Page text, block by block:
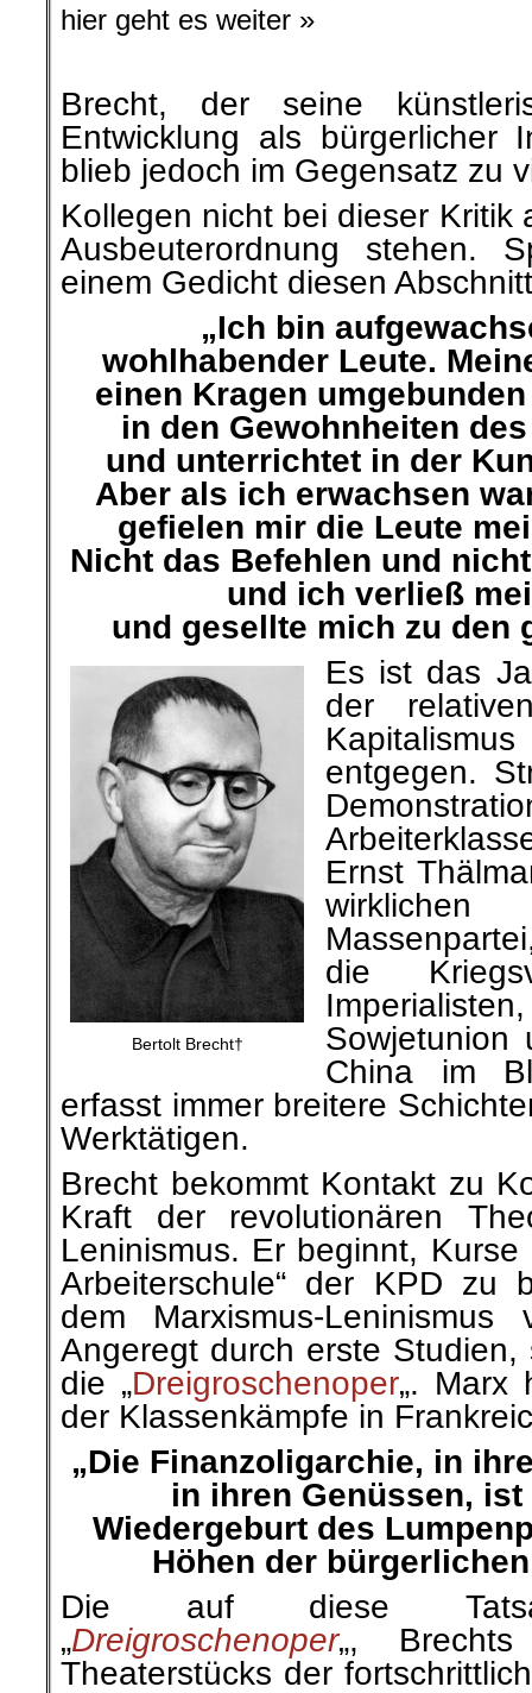
hier geht es weiter »
Brecht, der seine
Entwicklung als bürgerlicher
blieb jedoch im Gegensatz zu
Kollegen nicht bei dieser Kritik
Ausbeuterordnung stehen.
einem Gedicht diesen
„Ich bin
wohlhabender Leute.
einen Kragen
in den Gewohnheiten
und unterrichtet in der
Aber als ich erwachsen
gefielen mir die Leute
Nicht das Befehlen und
und ich verließ
und gesellte mich zu den
Bertolt Brecht†
Es ist das
der
entgegen.
Ernst
wirklichen
die
Sowjetunion
China im
erfasst immer breitere
Werktätigen.
Brecht bekommt Kontakt zu
Kraft der revolutionären
Leninismus. Er beginnt, Kurse
Arbeiterschule“ der KPD zu
dem Marxismus-
Angeregt durch erste
die „Dreigroschenoper„. Marx
der Klassenkämpfe in
„Die Finanzoligarchie, in
in ihren Genüssen,
Wiedergeburt des
Höhen der
Die auf diese
„Dreigroschenoper„, Brechts
Theaterstücks der